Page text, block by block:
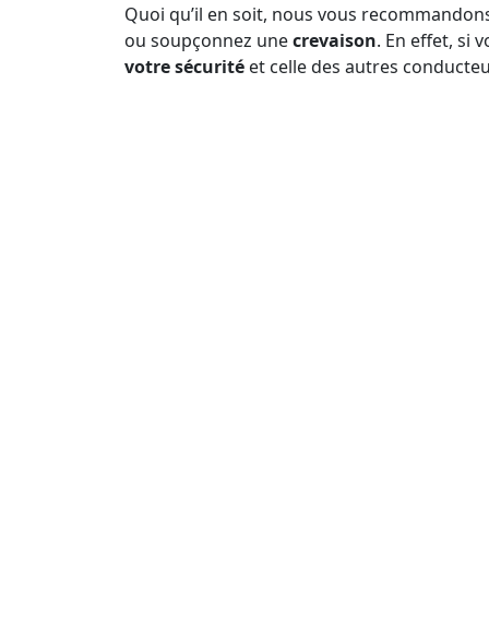
Quoi qu’il en soit, nous vous
ou soupçonnez unecrevaison. En effet, si
votre sécurité et celle des autres